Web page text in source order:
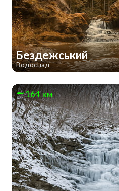
Бездежський
Водоспад
164 км